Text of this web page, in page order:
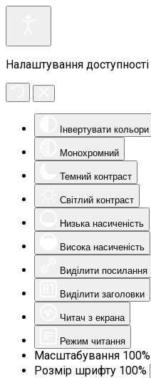
Налаштування доступності
Інвертувати кольори
Монохромний
Темний контраст
Світлий контраст
Низька насиченість
Висока насиченість
Виділити посилання
Виділити заголовки
Читач з екрана
Режим читання
Масштабування 100%
Розмір шрифту 100%